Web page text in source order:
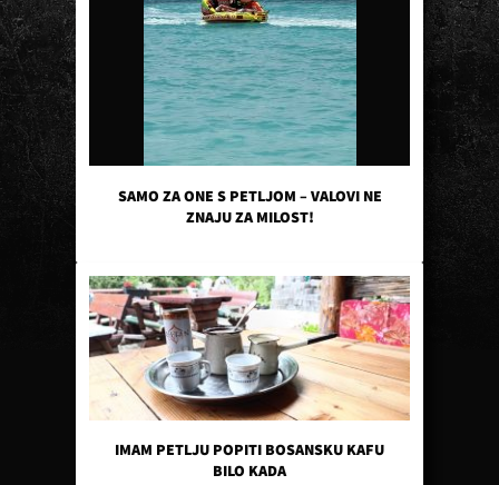
SAMO ZA ONE S PETLJOM – VALOVI NE
ZNAJU ZA MILOST!
IMAM PETLJU POPITI BOSANSKU KAFU
BILO KADA